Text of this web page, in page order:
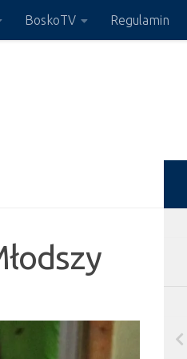
BoskoTV Regulamin